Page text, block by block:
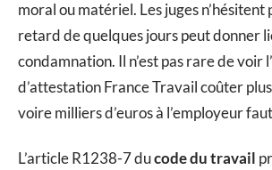
moral ou matériel. Les juges n’hésitent
retard de quelques jours peut donner
condamnation. Il n’est pas rare de voir
d’attestation France Travail coûter
voire milliers d’euros à l’employeur
L’article R1238-7 ducode du travail